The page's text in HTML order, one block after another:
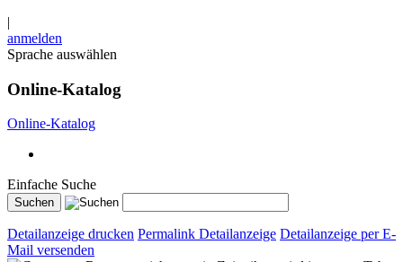
|
anmelden
Sprache auswählen
Online-Katalog
Online-Katalog
Einfache Suche
Detailanzeige drucken Permalink Detailanzeige Detailanzeige per E-
Mail versenden